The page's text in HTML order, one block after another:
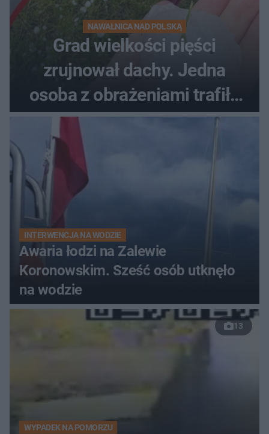
NAWAŁNICA NAD POLSKĄ
Grad wielkości pięści
zrujnował dachy. Jedna
osoba z obrażeniami trafiła
do szpitala
INTERWENCJA NA WODZIE
Awaria łodzi na Zalewie
Koronowskim. Sześć osób utknęło
na wodzie
13
WYPADEK NA POMORZU